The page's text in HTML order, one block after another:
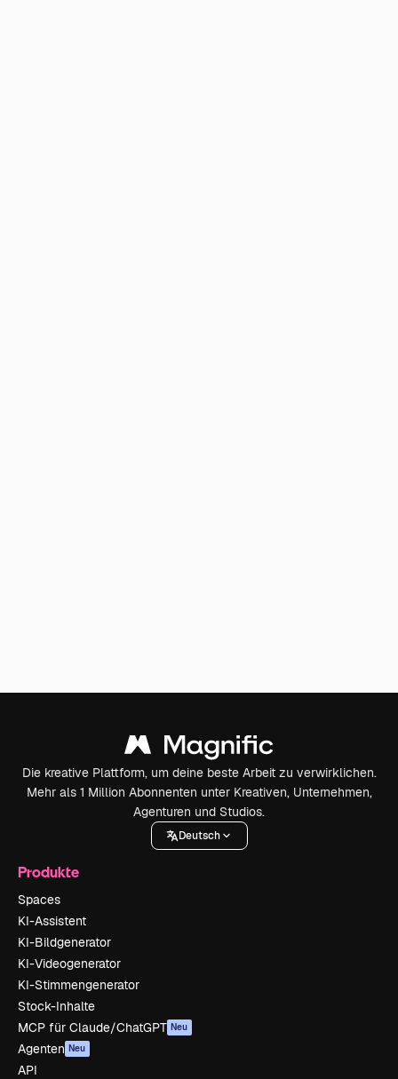
Die kreative Plattform, um deine beste Arbeit zu verwirklichen.
Mehr als 1 Million Abonnenten unter Kreativen, Unternehmen,
Agenturen und Studios.
Deutsch
Produkte
Spaces
KI-Assistent
KI-Bildgenerator
KI-Videogenerator
KI-Stimmengenerator
Stock-Inhalte
MCP für Claude/ChatGPT Neu
Agenten Neu
API